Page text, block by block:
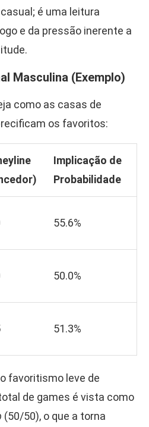
é uma leitura
e da pressão inerente a
Masculina (Exemplo)
como as casas de
os favoritos:
Implicação de
Probabilidade
55.6%
50.0%
51.3%
favoritismo leve de
de games é vista como
(50/50), o que a torna